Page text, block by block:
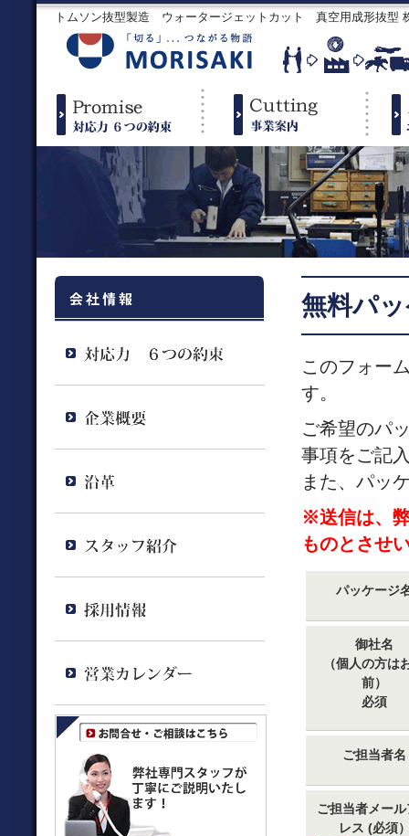
トムソン抜型製造 ウォータージェットカット 真空用成形抜
無料パ
このフォー
す。
ご希望のパ
事項をご記
また、パッ
※送信は、
ものとさせ
パッケージ
御社名
（個人の方は
前）
必須
ご担当者名
ご担当者メー
レス (必須